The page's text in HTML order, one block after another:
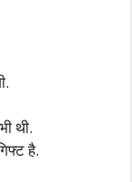
थी.
है.